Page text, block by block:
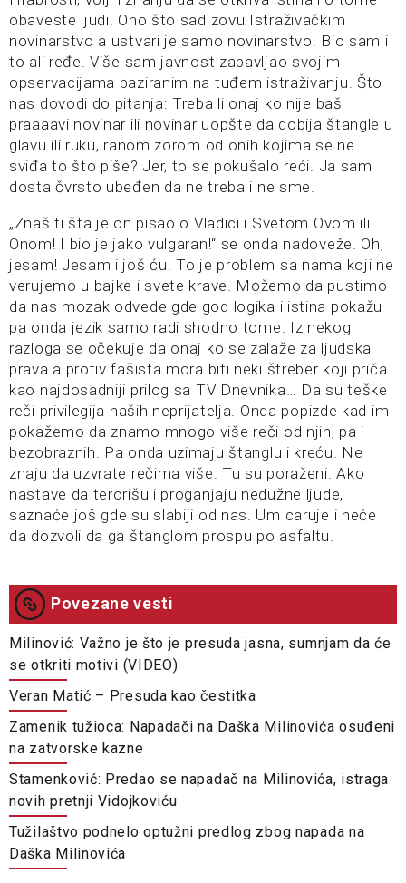
obaveste ljudi. Ono što sad zovu Istraživačkim
novinarstvo a ustvari je samo novinarstvo. Bio sam i
to ali ređe. Više sam javnost zabavljao svojim
opservacijama baziranim na tuđem istraživanju. Što
nas dovodi do pitanja: Treba li onaj ko nije baš
praaaavi novinar ili novinar uopšte da dobija štangle u
glavu ili ruku, ranom zorom od onih kojima se ne
sviđa to što piše? Jer, to se pokušalo reći. Ja sam
dosta čvrsto ubeđen da ne treba i ne sme.
„Znaš ti šta je on pisao o Vladici i Svetom Ovom ili
Onom! I bio je jako vulgaran!“ se onda nadoveže. Oh,
jesam! Jesam i još ću. To je problem sa nama koji ne
verujemo u bajke i svete krave. Možemo da pustimo
da nas mozak odvede gde god logika i istina pokažu
pa onda jezik samo radi shodno tome. Iz nekog
razloga se očekuje da onaj ko se zalaže za ljudska
prava a protiv fašista mora biti neki štreber koji priča
kao najdosadniji prilog sa TV Dnevnika… Da su teške
reči privilegija naših neprijatelja. Onda popizde kad im
pokažemo da znamo mnogo više reči od njih, pa i
bezobraznih. Pa onda uzimaju štanglu i kreću. Ne
znaju da uzvrate rečima više. Tu su poraženi. Ako
nastave da terorišu i proganjaju nedužne ljude,
saznaće još gde su slabiji od nas. Um caruje i neće
da dozvoli da ga štanglom prospu po asfaltu.
Povezane vesti
Milinović: Važno je što je presuda jasna, sumnjam da će
se otkriti motivi (VIDEO)
Veran Matić – Presuda kao čestitka
Zamenik tužioca: Napadači na Daška Milinovića osuđeni
na zatvorske kazne
Stamenković: Predao se napadač na Milinovića, istraga
novih pretnji Vidojkoviću
Tužilaštvo podnelo optužni predlog zbog napada na
Daška Milinovića